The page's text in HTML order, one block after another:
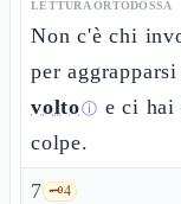
LETTURA ORTODOSSA
Non c'è chi
per
voltoⓘ e ci hai
colpe.
7 🗝️4